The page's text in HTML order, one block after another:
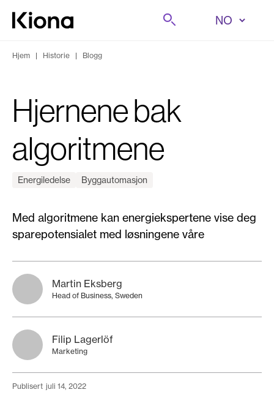
Hopp til innhold
Gå til forsiden
Søk på
Hjem | Historie | Blogg
Hjernene bak
algoritmene
Energiledelse Byggautomasjon
Med algoritmene kan energiekspertene vise deg
sparepotensialet med løsningene våre
Martin Eksberg
Head of Business, Sweden
Filip Lagerlöf
Marketing
publisert juli 14, 2022